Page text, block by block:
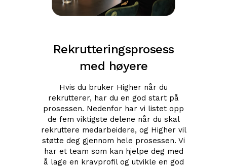
Rekrutteringsprosess
med høyere
Hvis du bruker Higher når du
rekrutterer, har du en god start på
prosessen. Nedenfor har vi listet opp
de fem viktigste delene når du skal
rekruttere medarbeidere, og Higher vil
støtte deg gjennom hele prosessen. Vi
har et team som kan hjelpe deg med
å lage en kravprofil og utvikle en god